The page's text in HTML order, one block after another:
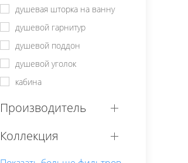
душевая шторка на ванну
душевой гарнитур
душевой поддон
душевой уголок
кабина
Производитель
Коллекция